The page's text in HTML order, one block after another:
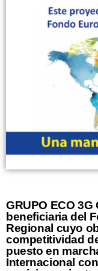
GRUPO ECO 3G
beneficiaria del
Regional cuyo
competitividad
puesto en
Internacional